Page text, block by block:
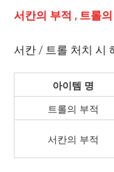
서칸의 부적 , 트롤
서칸 / 트롤 처치 시
아이템 명
트롤의 부적
서칸의 부적